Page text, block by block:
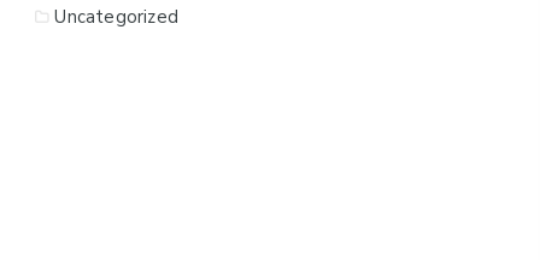
Uncategorized